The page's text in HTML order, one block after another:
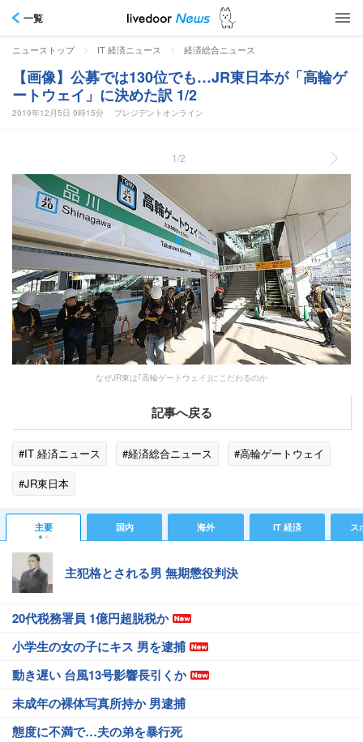
一覧
ニューストップ > IT 経済ニュース > 経済総合ニュース
【画像】公募では130位でも…JR東日本が「高輪ゲ
ートウェイ」に決めた訳 1/2
2019年12月5日 9時15分 プレジデントオンライン
1/2
なぜJR東は｢高輪ゲートウェイ｣にこだわるのか
記事へ戻る
#IT 経済ニュース #経済総合ニュース
#高輪ゲートウェイ
#JR東日本
主要 国内 海外 IT 経済 ス
主犯格とされる男 無期懲役判決
20代税務署員 1億円超脱税か
小学生の女の子にキス 男を逮捕
動き遅い 台風13号影響長引くか
未成年の裸体写真所持か 男逮捕
態度に不満で…夫の弟を暴行死